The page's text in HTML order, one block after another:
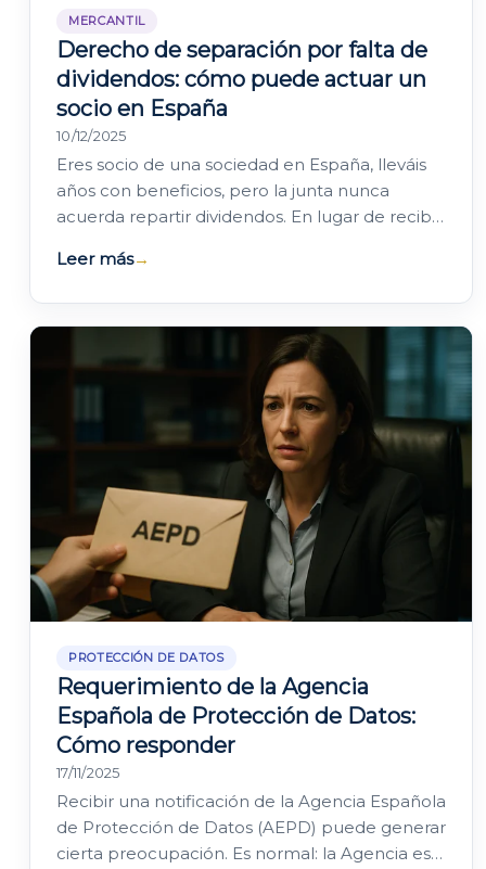
MERCANTIL
Derecho de separación por falta de
dividendos: cómo puede actuar un
socio en España
10/12/2025
Eres socio de una sociedad en España, lleváis
años con beneficios, pero la junta nunca
acuerda repartir dividendos. En lugar de recibir
Leer más→
PROTECCIÓN DE DATOS
Requerimiento de la Agencia
Española de Protección de Datos:
Cómo responder
17/11/2025
Recibir una notificación de la Agencia Española
de Protección de Datos (AEPD) puede generar
cierta preocupación. Es normal: la Agencia es